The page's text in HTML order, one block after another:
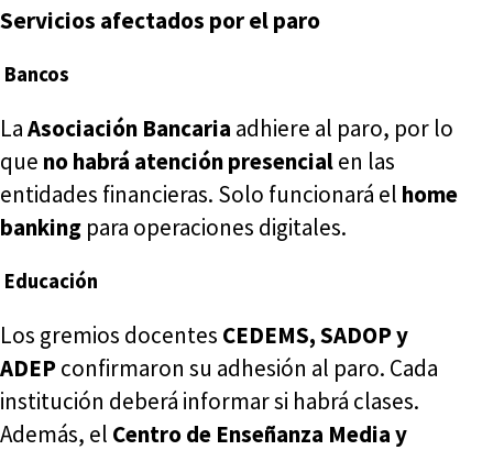
Servicios afectados por el paro
Bancos
LaAsociación Bancaria adhiere al paro, por lo
que no habrá atención presencialen las
entidades financieras. Solo funcionará el home
banking para operaciones digitales.
Educación
Los gremios docentes CEDEMS, SADOP y
ADEPconfirmaron su adhesión al paro. Cada
institución deberá informar si habrá clases.
Además, el Centro de Enseñanza Media y